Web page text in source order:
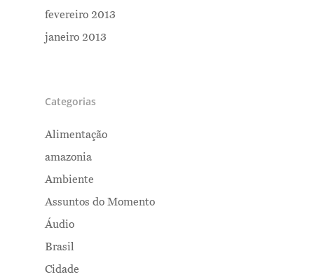
fevereiro 2013
janeiro 2013
Categorias
Alimentação
amazonia
Ambiente
Assuntos do Momento
Áudio
Brasil
Cidade